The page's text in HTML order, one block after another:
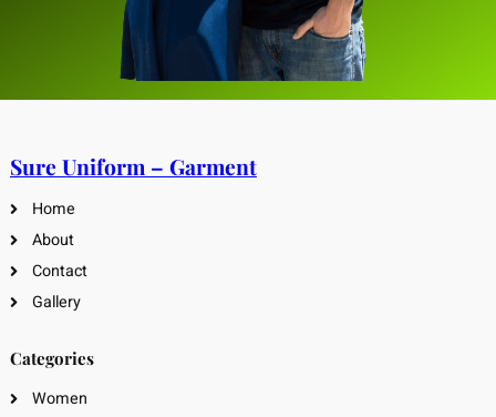
Sure Uniform – Garment
Home
About
Contact
Gallery
Categories
Women